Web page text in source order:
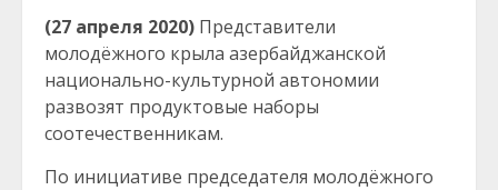
(27 апреля 2020) Представители
молодёжного крыла азербайджанской
национально-культурной автономии
развозят продуктовые наборы
соотечественникам.
По инициативе председателя молодёжного